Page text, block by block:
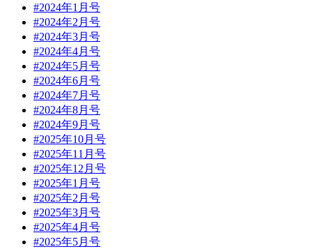
#2024年1月号
#2024年2月号
#2024年3月号
#2024年4月号
#2024年5月号
#2024年6月号
#2024年7月号
#2024年8月号
#2024年9月号
#2025年10月号
#2025年11月号
#2025年12月号
#2025年1月号
#2025年2月号
#2025年3月号
#2025年4月号
#2025年5月号